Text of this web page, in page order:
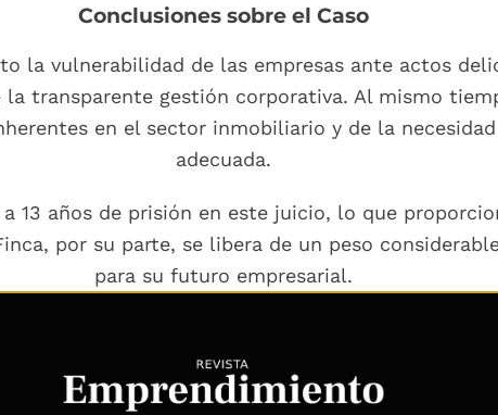
Conclusiones sobre el Caso
la vulnerabilidad de las empresas ante actos
transparente gestión corporativa. Al mismo
en el sector inmobiliario y de la
adecuada.
13 años de prisión en este juicio, lo que
por su parte, se libera de un peso
para su futuro empresarial.